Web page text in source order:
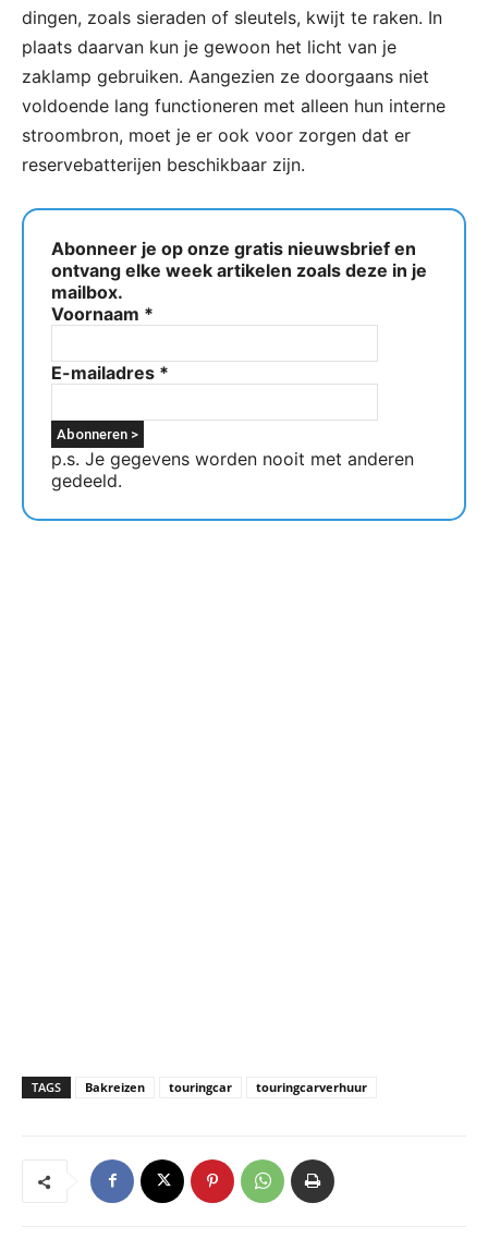
dingen, zoals sieraden of sleutels, kwijt te raken. In
plaats daarvan kun je gewoon het licht van je
zaklamp gebruiken. Aangezien ze doorgaans niet
voldoende lang functioneren met alleen hun interne
stroombron, moet je er ook voor zorgen dat er
reservebatterijen beschikbaar zijn.
Abonneer je op onze gratis nieuwsbrief en
ontvang elke week artikelen zoals deze in je
mailbox.
Voornaam *
E-mailadres *
p.s. Je gegevens worden nooit met anderen
gedeeld.
TAGS Bakreizen touringcar touringcarverhuur